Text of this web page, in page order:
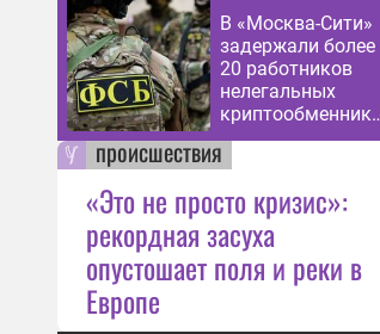
В «Москва-Сити»
задержали более
20 работников
нелегальных
в
происшествия
«Это не просто кризис»:
рекордная засуха
опустошает поля и реки в
Европе